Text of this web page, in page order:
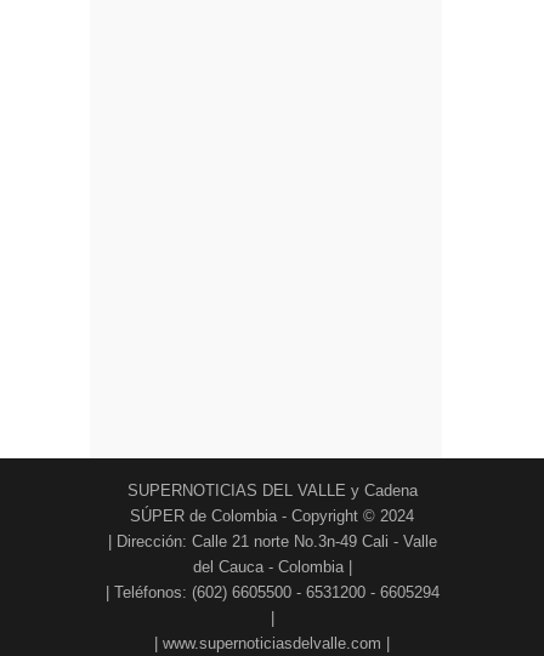
SUPERNOTICIAS DEL VALLE y Cadena
SÚPER de Colombia - Copyright © 2024
| Dirección: Calle 21 norte No.3n-49 Cali - Valle
del Cauca - Colombia |
| Teléfonos: (602) 6605500 - 6531200 - 6605294
| www.supernoticiasdelvalle.com |